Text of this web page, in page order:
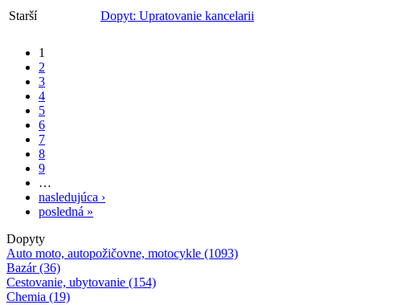
Starší
Dopyt: Upratovanie kancelarii
1
2
3
4
5
6
7
8
9
…
nasledujúca ›
posledná »
Dopyty
Auto moto, autopožičovne, motocykle (1093)
Bazár (36)
Cestovanie, ubytovanie (154)
Chemia (19)